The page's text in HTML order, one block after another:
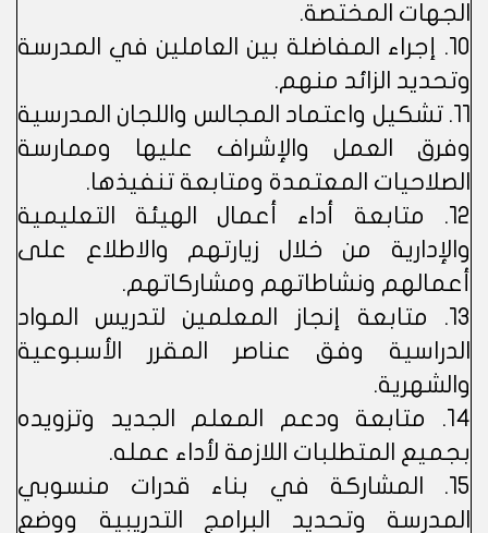
الجهات المختصة.
10. إجراء المفاضلة بين العاملين في المدرسة
وتحديد الزائد منهم.
11. تشكيل واعتماد المجالس واللجان المدرسية
وفرق العمل والإشراف عليها وممارسة
الصلاحيات المعتمدة ومتابعة تنفيذها.
12. متابعة أداء أعمال الهيئة التعليمية
والإدارية من خلال زيارتهم والاطلاع على
أعمالهم ونشاطاتهم ومشاركاتهم.
13. متابعة إنجاز المعلمين لتدريس المواد
الدراسية وفق عناصر المقرر الأسبوعية
والشهرية.
14. متابعة ودعم المعلم الجديد وتزويده
بجميع المتطلبات اللازمة لأداء عمله.
15. المشاركة في بناء قدرات منسوبي
المدرسة وتحديد البرامج التدريبية ووضع